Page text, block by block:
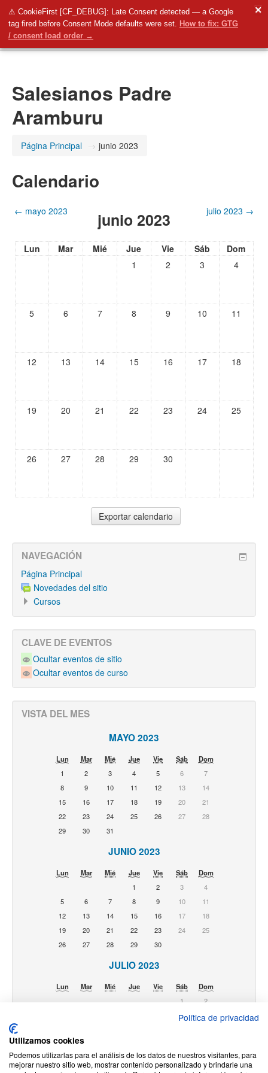
⚠ CookieFirst [CF_DEBUG]: Late Consent detected — a Google
tag fired before Consent Mode defaults were set. How to fix: GTG
/ consent load order →
✕
SalesianosBurgos
Radio Buru
Español - Internacional ‎(es)‎
Salesianos Padre
Aramburu
Página Principal → junio 2023
Calendario
← mayo 2023 junio 2023 julio 2023 →
Lun Mar Mié Jue Vie Sáb
Dom
1
2 3 4
5 6 7 8 9 10 11
12 13 14 15 16 17 18
19 20 21 22 23 24 25
26 27 28 29 30
NAVEGACIÓN
Página Principal
Novedades del sitio
Cursos
CLAVE DE EVENTOS
Ocultar eventos de sitio
Ocultar eventos de curso
VISTA DEL MES
MAYO 2023
Lun Mar Mié Jue Vie Sáb
Dom
1
2 3 4 5 6
7
8
9 10 11 12 13
14
15
16 17 18 19 20
21
22
23 24 25 26 27
28
29
30 31
JUNIO 2023
Lun Mar Mié Jue Vie Sáb
Dom
1
2 3
4
5
6 7 8 9 10
11
12
13 14 15 16 17
18
19
20 21 22 23 24
25
26
27 28 29 30
JULIO 2023
Lun Mar Mié Jue Vie Sáb
Dom
1
2
8
9
17
18
24
25 26 27 28 29
30
Política de privacidad
Utilizamos cookies
Podemos utilizarlas para el análisis de los datos de nuestros visitantes, para
mejorar nuestro sitio web, mostrar contenido personalizado y brindarle una